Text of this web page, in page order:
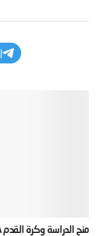
‫منح الدراسة وكرة القدم NAIA الممولة بالكامل أمريكا 2026‬